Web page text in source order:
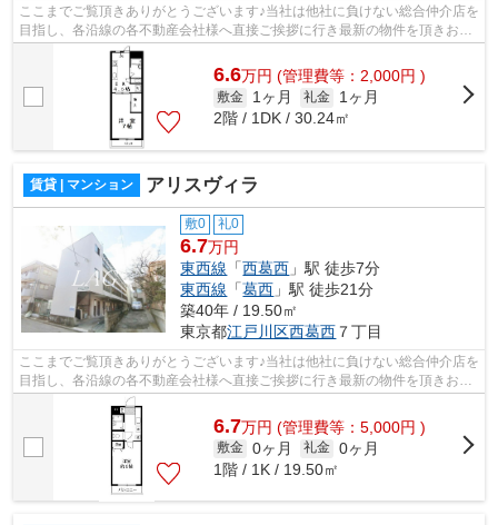
ここまでご覧頂きありがとうございます♪当社は他社に負けない総合仲介店を
目指し、各沿線の各不動産会社様へ直接ご挨拶に行き最新の物件を頂きお客
様へ提供しております！最新の情報は...
6.6万円 (管理費等：2,000円 )
敷金 1ヶ月 礼金
1ヶ月
2階 / 1DK / 30.24㎡
賃貸 | マンション アリスヴィラ
敷0 礼0
6.7万円
東西線 「西葛西 」駅 徒歩7分
東西線 「葛西 」駅 徒歩21分
築40年 / 19.50㎡
東京都江戸川区西葛西 ７丁目
ここまでご覧頂きありがとうございます♪当社は他社に負けない総合仲介店を
目指し、各沿線の各不動産会社様へ直接ご挨拶に行き最新の物件を頂きお客
様へ提供しております！最新の情報は...
6.7万円 (管理費等：5,000円 )
敷金 0ヶ月 礼金 0ヶ月
1階 / 1K / 19.50㎡